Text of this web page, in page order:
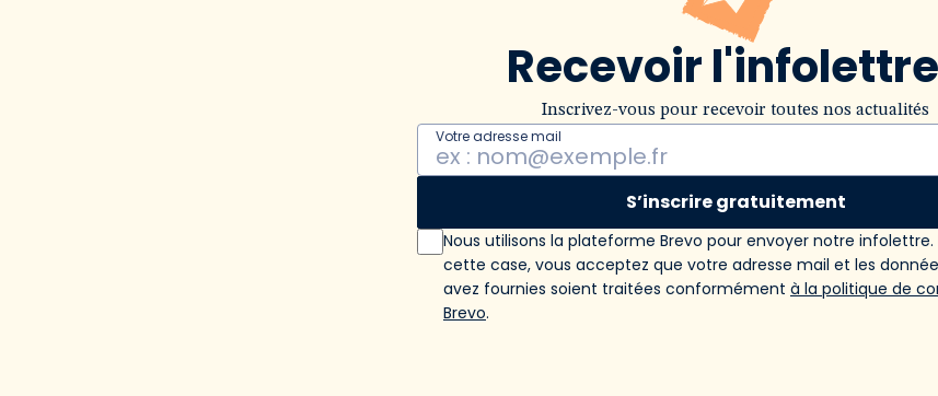
Recevoir
Inscrivez-vous pour recevoir toutes nos actualités
Votre adresse mail
S’inscrire gratuitement
Nous utilisons la plateforme Brevo pour envoyer notre
cette case, vous acceptez que votre adresse mail et les
avez fournies soient traitées conformément à la politique de
Brevo.